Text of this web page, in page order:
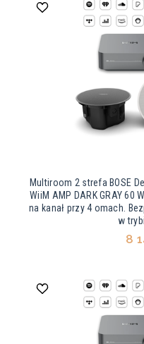
Multiroom 2 strefa BOSE
WiiM AMP DARK GRAY 60
na kanał przy 4 omach.
w
8